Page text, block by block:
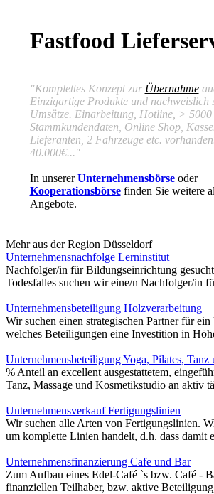
Fastfood
"Komplettes Konzept zur Übernahme
Einzigartige Produkte und nachweislich
Umsätze. Einarbeitung, Hotline, > 5000
Stammkundendaten, Online Shop,
Lieferanten, 2 Fahrzeuge etc.
40.000€..."
In unsererUnternehmensbörseoder
Kooperationsbörsefinden Sie weitere
Angebote.
Mehr aus der Region Düsseldorf
Unternehmensnachfolge Lerninstitut
Nachfolger/in für Bildungseinrichtung
Todesfalles suchen wir eine/n Nachfolger/in
Unternehmensbeteiligung Holzverarbeitung
Wir suchen einen strategischen Partner für ein
welches Beteiligungen eine Investition in
Unternehmensbeteiligung Yoga, Pilates, Tanz
% Anteil an excellent ausgestattetem,
Tanz, Massage und Kosmetikstudio an aktiv
Unternehmensverkauf Fertigungslinien
Wir suchen alle Arten von Fertigungslinien.
um komplette Linien handelt, d.h. dass damit
Unternehmensfinanzierung Cafe und Bar
Zum Aufbau eines Edel-Café `s bzw. Café -
finanziellen Teilhaber, bzw. aktive